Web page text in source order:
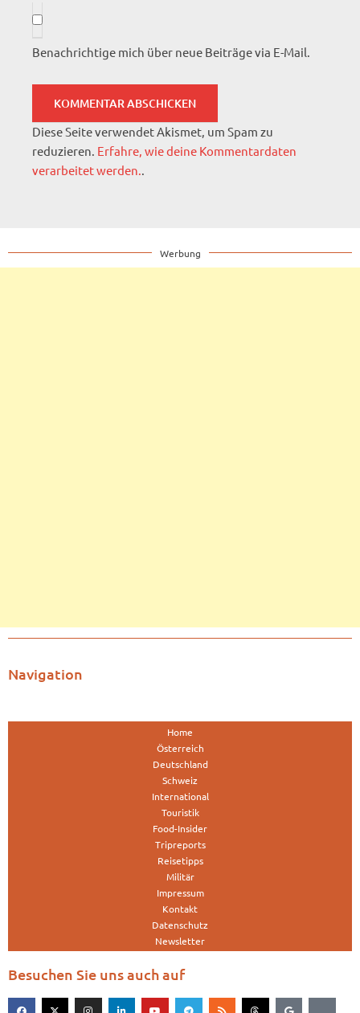
Benachrichtige mich über neue Beiträge via E-Mail.
Diese Seite verwendet Akismet, um Spam zu
reduzieren. Erfahre, wie deine Kommentardaten
verarbeitet werden..
Werbung
Navigation
Home
Österreich
Deutschland
Schweiz
International
Touristik
Food-Insider
Tripreports
Reisetipps
Militär
Impressum
Kontakt
Datenschutz
Newsletter
Besuchen Sie uns auch auf